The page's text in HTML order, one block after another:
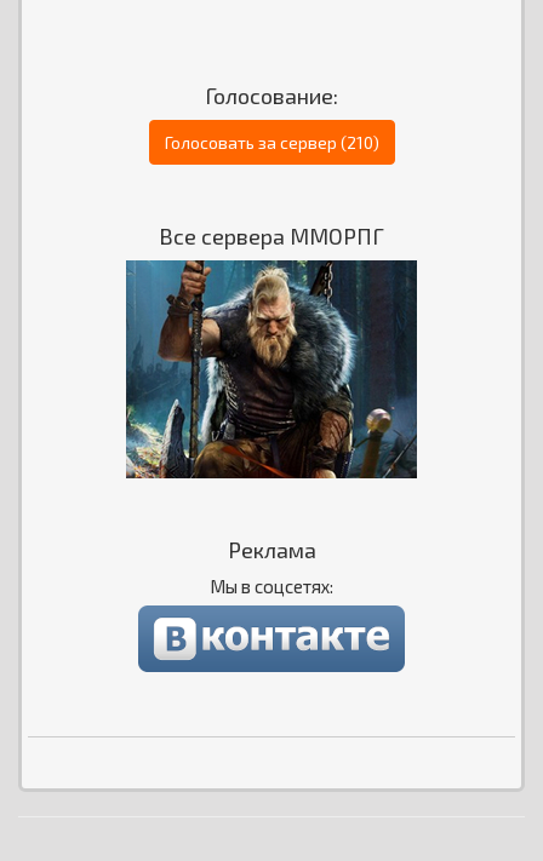
Голосование:
Голосовать за сервер (210)
Все сервера ММОРПГ
Реклама
Мы в соцсетях: